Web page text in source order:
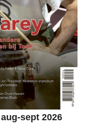
sept 2026